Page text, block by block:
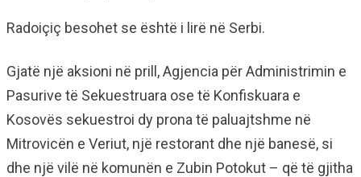
Radoiçiç besohet se është i lirë në Serbi.
Gjatë një aksioni në prill, Agjencia për Administrimin e
Pasurive të Sekuestruara ose të Konfiskuara e
Kosovës sekuestroi dy prona të paluajtshme në
Mitrovicën e Veriut, një restorant dhe një banesë, si
dhe një vilë në komunën e Zubin Potokut – që të gjitha